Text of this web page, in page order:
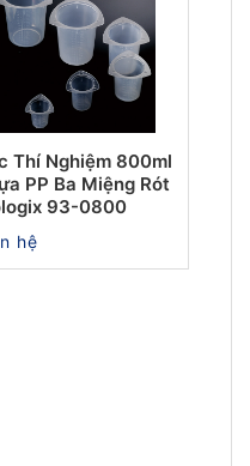
Thí Nghiệm 800ml
PP Ba Miệng Rót
93-0800
hệ